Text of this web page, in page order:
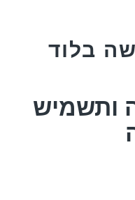
בלוד
ותשמיש